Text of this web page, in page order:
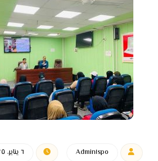
Admin١spo ٦ يناير، ٢٠٢٥